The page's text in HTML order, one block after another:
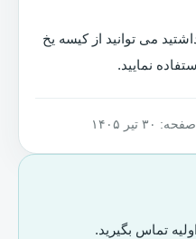
می توانید از کیسه یخ
نمایید.
۱۴۰۵
تماس بگیرید.